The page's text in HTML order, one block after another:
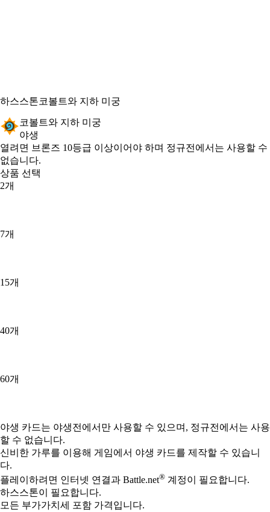
하스스톤코볼트와 지하 미궁
코볼트와 지하 미궁
야생
Product Notification
열려면 브론즈 10등급 이상이어야 하며 정규전에서는 사용할 수
없습니다.
상품 선택
2개
7개
15개
40개
60개
Available actions
야생 카드는 야생전에서만 사용할 수 있으며, 정규전에서는 사용
할 수 없습니다.
신비한 가루를 이용해 게임에서 야생 카드를 제작할 수 있습니
다.
플레이하려면 인터넷 연결과 Battle.net® 계정이 필요합니다.
하스스톤이 필요합니다.
모든 부가가치세 포함 가격입니다.